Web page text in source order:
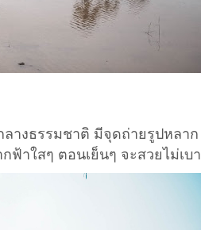
ลางธรรมชาติ มีจุดถ่ายรูปหลาก
ฟ้าใสๆ ตอนเย็นๆ จะสวยไม่เบา